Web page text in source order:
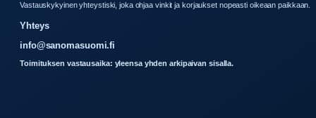
Vastauskykyinen yhteystiski, joka ohjaa vinkit ja korjaukset nopeasti oikeaan paikkaan.
Yhteys
info@sanomasuomi.fi
Toimituksen vastausaika: yleensa yhden arkipaivan sisalla.